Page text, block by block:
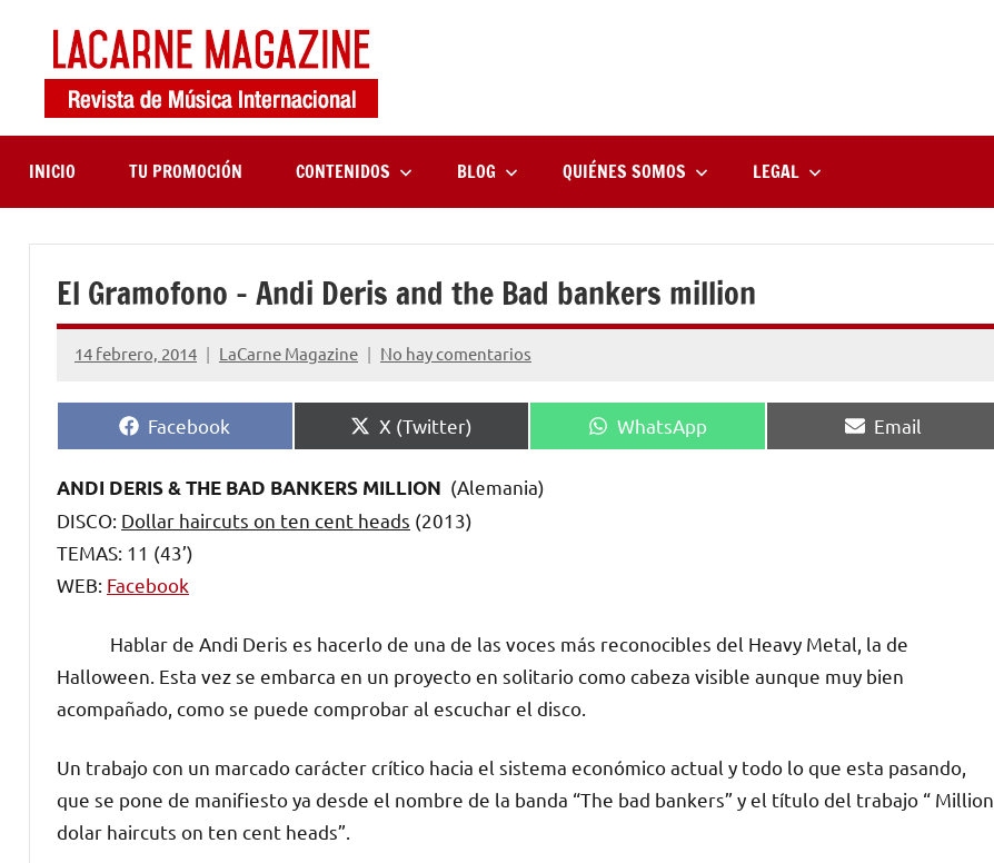
contenido
Magazine
música
internacional
INICIO TU PROMOCIÓN CONTENIDOS BLOG QUIÉNES SOMOS LEGAL
El Gramofono – Andi Deris and the Bad bankers million
14 febrero, 2014 LaCarne Magazine No hay comentarios
Compartir
en
Facebook
Compartir
en
X (Twitter)
Compartir
en
WhatsApp
Compartir
en
Email
ANDI DERIS & THE BAD BANKERS MILLION (Alemania)
DISCO: Dollar haircuts on ten cent heads (2013)
TEMAS: 11 (43’)
WEB: Facebook
Hablar de Andi Deris es hacerlo de una de las voces más reconocibles del Heavy Metal, la de
Halloween. Esta vez se embarca en un proyecto en solitario como cabeza visible aunque muy bien
acompañado, como se puede comprobar al escuchar el disco.
Un trabajo con un marcado carácter crítico hacia el sistema económico actual y todo lo que esta pasando,
que se pone de manifiesto ya desde el nombre de la banda “The bad bankers” y el título del trabajo “ Million
dolar haircuts on ten cent heads”.